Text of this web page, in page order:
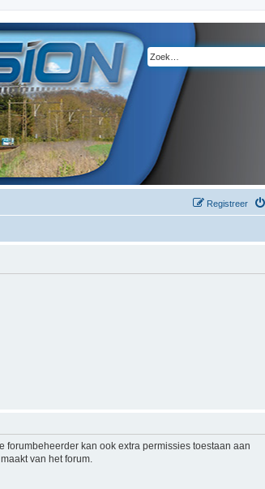
Registreer
kan ook extra permissies toestaan aan
van het forum.